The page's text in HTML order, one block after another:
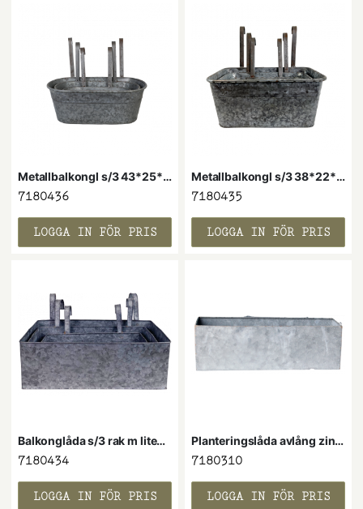
Metallbalkongl s/3 43*25*15H
7180436
LOGGA IN FÖR PRIS
Metallbalkongl s/3 38*22*16H zinkfärg
7180435
LOGGA IN FÖR PRIS
Balkonglåda s/3 rak m liten kant zink 40x18x14H cm
7180434
LOGGA IN FÖR PRIS
Planteringslåda avlång zink 75x14x14H cm
7180310
LOGGA IN FÖR PRIS